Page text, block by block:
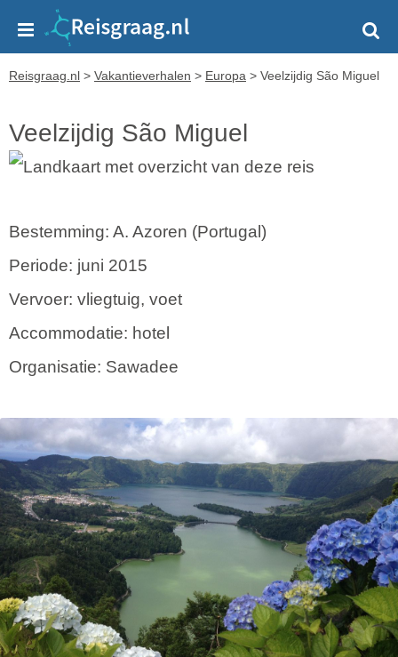
Reisgraag.nl > Vakantieverhalen > Europa > Veelzijdig São Miguel
Veelzijdig São Miguel
Bestemming: A. Azoren (Portugal)
Periode: juni 2015
Vervoer: vliegtuig, voet
Accommodatie: hotel
Organisatie: Sawadee